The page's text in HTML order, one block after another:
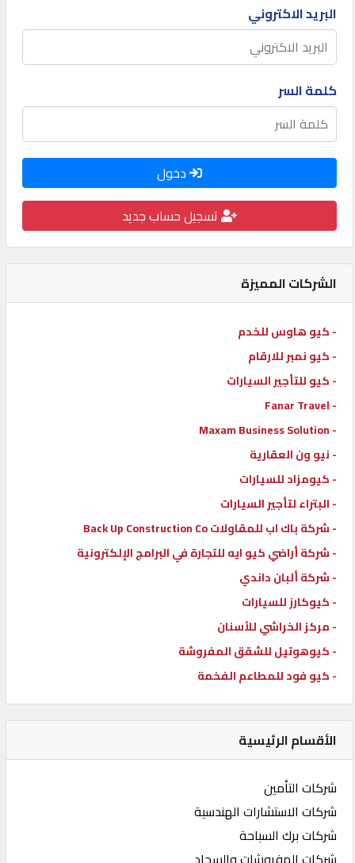
كيو
مزاد
كيو
نمبر
كارز
كيو
ماركت
القطري
POWERED
QHOST
البريد الاكتروني
كلمة السر
دخول
تسجيل حساب جديد
الشركات المميزة
- كيو هاوس للخدم
- كيو نمبر للارقام
- كيو للتأجير السيارات
- Fanar Travel
- Maxam Business Solution
- نيو ون العقارية
- كيومزاد للسيارات
- البتراء لتأجير السيارات
- شركة باك اب للمقاولات Back Up Construction Co
- شركة أراضي كيو ايه للتجارة في البرامج الإلكترونية
- شركة ألبان داندي
- كيوكارز للسيارات
- مركز الخراشي للأسنان
- كيوهوتيل للشقق المفروشة
- كيو فود للمطاعم الفخمة
الأقسام الرئيسية
شركات التأمين
شركات الاستشارات الهندسية
شركات برك السباحة